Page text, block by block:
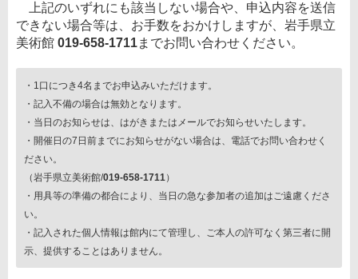
上記のいずれにも該当しない場合や、申込内容を送信
できない場合等は、お手数をおかけしますが、岩手県立
美術館 019-658-1711までお問い合わせください。
・1口につき4名までお申込みいただけます。
・記入不備の場合は無効となります。
・当日のお知らせは、はがきまたはメールでお知らせいたします。
・開催日の7日前までにお知らせがない場合は、電話でお問い合わせく
ださい。
（岩手県立美術館/019-658-1711 ）
・用具等の準備の都合により、当日の急な参加者の追加はご遠慮くださ
い。
・記入された個人情報は館内にて管理し、ご本人の許可なく第三者に開
示、提供することはありません。